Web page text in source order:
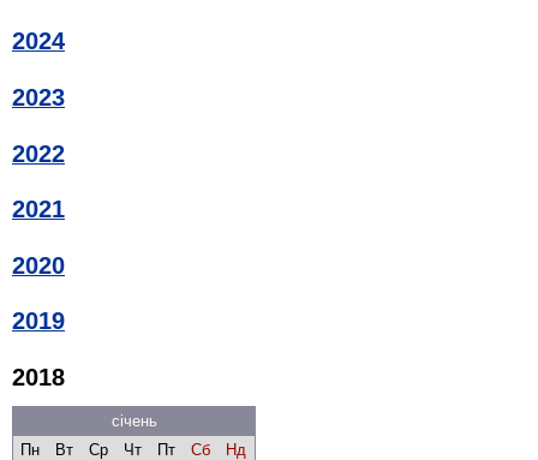
2024
2023
2022
2021
2020
2019
2018
січень
Пн
Вт Ср Чт Пт Сб
Нд